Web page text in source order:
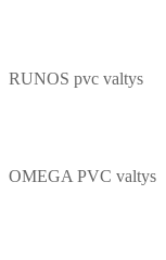
RUNOS pvc valtys
OMEGA PVC valtys